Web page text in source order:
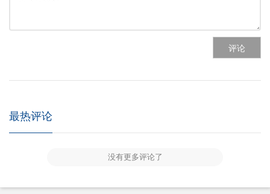
评论
最热评论
没有更多评论了